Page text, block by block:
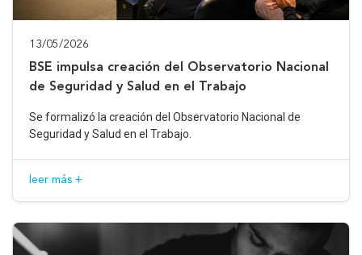
13/05/2026
BSE impulsa creación del Observatorio Nacional
de Seguridad y Salud en el Trabajo
Se formalizó la creación del Observatorio Nacional de
Seguridad y Salud en el Trabajo.
leer más +